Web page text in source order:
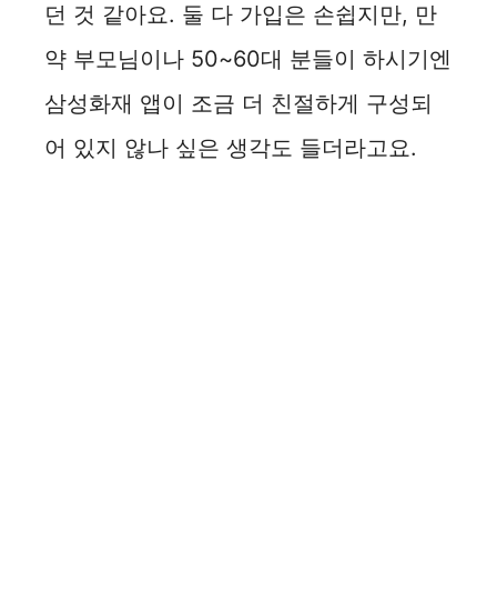
던 것 같아요. 둘 다 가입은 손쉽지만, 만
약 부모님이나 50~60대 분들이 하시기엔
삼성화재 앱이 조금 더 친절하게 구성되
어 있지 않나 싶은 생각도 들더라고요.